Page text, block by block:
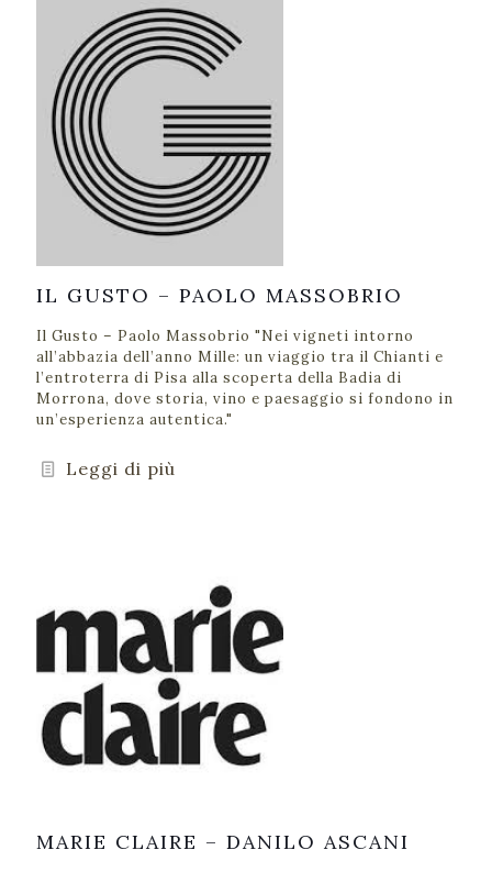
IL GUSTO – PAOLO MASSOBRIO
Il Gusto – Paolo Massobrio "Nei vigneti intorno
all’abbazia dell’anno Mille: un viaggio tra il Chianti e
l’entroterra di Pisa alla scoperta della Badia di
Morrona, dove storia, vino e paesaggio si fondono in
un’esperienza autentica."
Leggi di più
MARIE CLAIRE – DANILO ASCANI